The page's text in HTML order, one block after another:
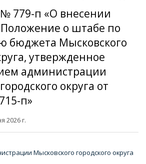
№ 779-п «О внесении
о штабе по
бюджета Мысковского
утвержденное
администрации
округа от
п»
2026 г.
Мысковского городского округа